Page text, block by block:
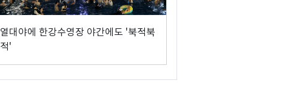
열대야에 한강수영장 야간에도 '북적북
적'